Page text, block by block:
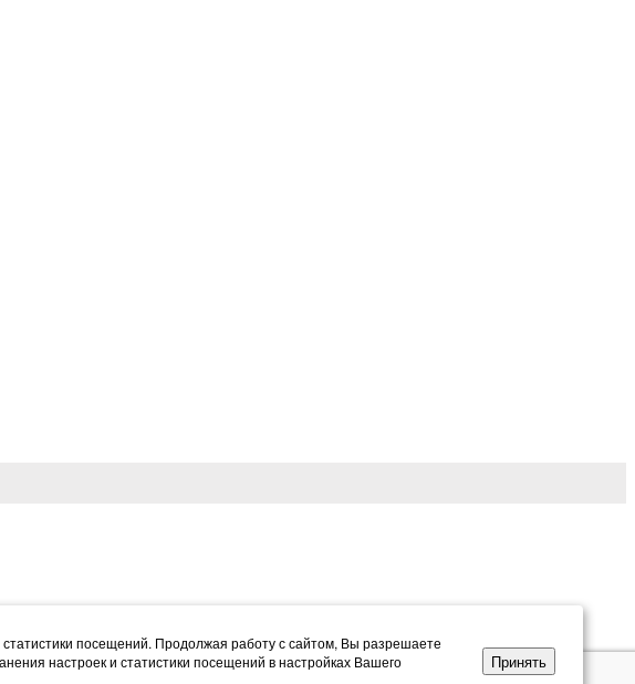
посещений. Продолжая работу с сайтом, Вы разрешаете
настроек и статистики посещений в настройках Вашего
Принять